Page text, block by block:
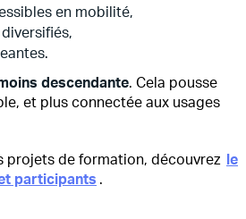
en mobilité,
descendante. Cela pousse
et plus connectée aux usages
projets de formation, découvrez
le
participants .